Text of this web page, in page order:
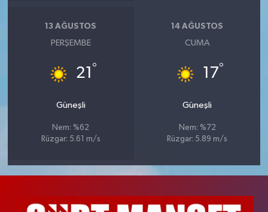
13 AĞUSTOS
PERŞEMBE
21 °
Güneşli
Nem: %62
Rüzgar: 5.61 m/s
14 AĞUSTOS
CUMA
17°
Güneşli
Nem: %72
Rüzgar: 5.89 m/s